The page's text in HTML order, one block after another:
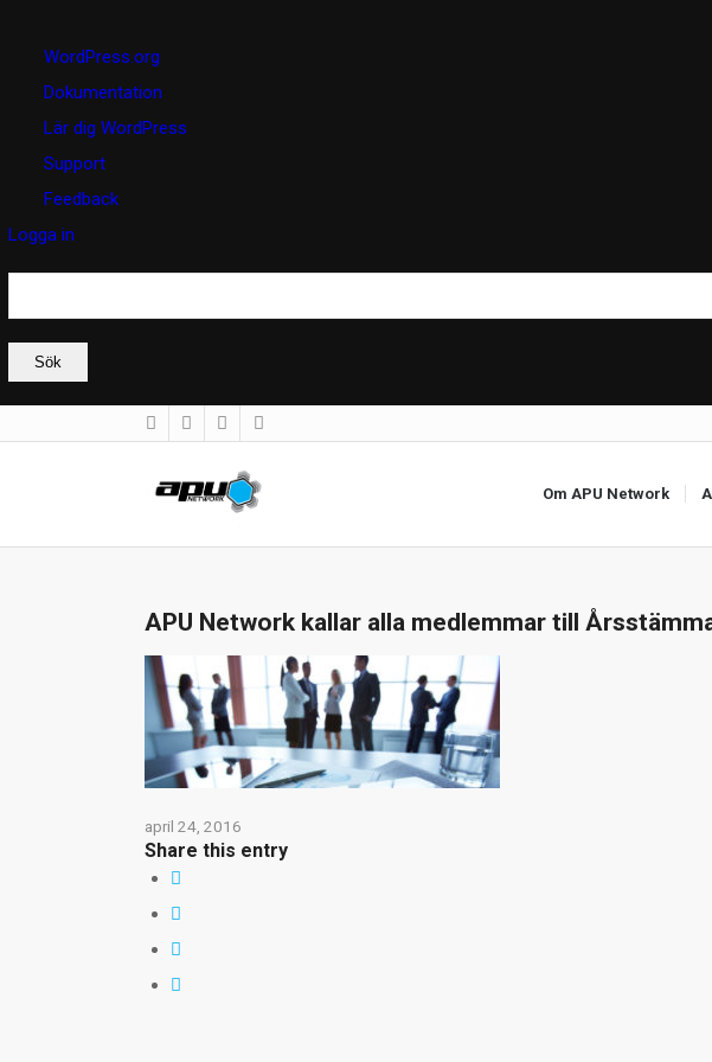
WordPress
WordPress.org
Dokumentation
Lär dig WordPress
Support
Feedback
Logga in
Sök
Om APU Network
APU Network kallar alla medlemmar till
april 24, 2016
Share this entry